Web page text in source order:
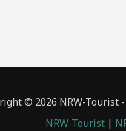
© 2026 NRW-Tourist
NRW-Tourist |